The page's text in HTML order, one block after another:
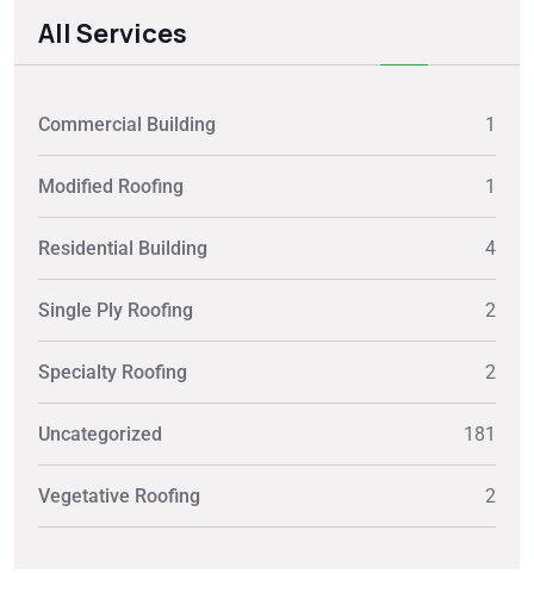
All Services
Commercial Building 1
Modified Roofing 1
Residential Building 4
Single Ply Roofing 2
Specialty Roofing 2
Uncategorized 181
Vegetative Roofing 2